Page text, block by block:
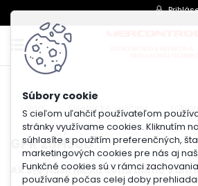
S cieľom uľahčiť používateľom
stránky využívame cookies. Kliknutím
súhlasíte s použitím preferenčných,
marketingových cookies pre nás aj
Funkčné cookies sú v rámci
používané počas celej doby
Úvod Elektrické veličiny
GPR 25H30D
Ak ste našli nižšiu cenu dáme Vám